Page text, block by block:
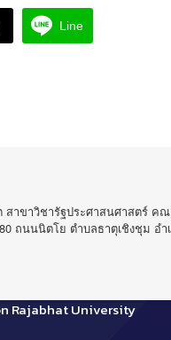
Line
าขาวิชารัฐประศาสนศาสตร์ คณ
ถนนนิตโย ตำบลธาตุเชิงชุม อำ
Rajabhat University